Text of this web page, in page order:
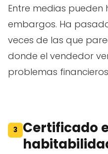
Entre medias pueden
embargos. Ha
veces de las que
donde el vendedor
problemas
3
Certificado